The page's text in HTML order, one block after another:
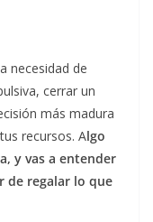
necesidad de
cerrar un
más madura
recursos. Algo
y vas a entender
de regalar lo que